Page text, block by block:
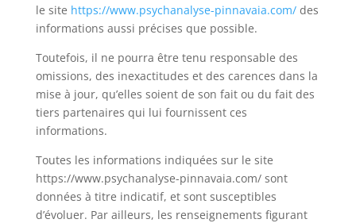
le site https://www.psychanalyse-pinnavaia.com/des
informations aussi précises que possible.
Toutefois, il ne pourra être tenu responsable des
omissions, des inexactitudes et des carences dans la
mise à jour, qu’elles soient de son fait ou du fait des
tiers partenaires qui lui fournissent ces
informations.
Toutes les informations indiquées sur le site
https://www.psychanalyse-pinnavaia.com/ sont
données à titre indicatif, et sont susceptibles
d’évoluer. Par ailleurs, les renseignements figurant